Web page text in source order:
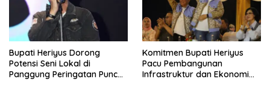
Bupati Heriyus Dorong
Potensi Seni Lokal di
Panggung Peringatan Puncak
Komitmen Bupati Heriyus
Pacu Pembangunan
Infrastruktur dan Ekonomi